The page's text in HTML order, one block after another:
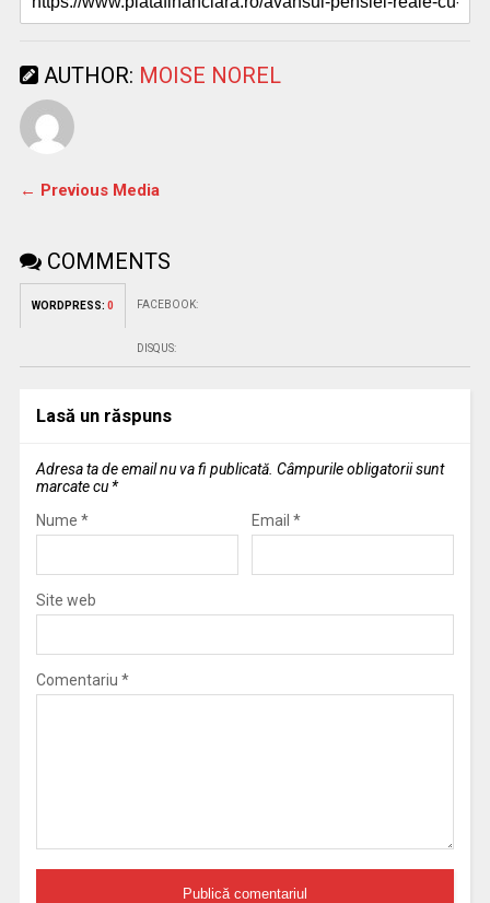
AUTHOR: MOISE NOREL
← Previous Media
COMMENTS
WORDPRESS: 0 FACEBOOK:
DISQUS:
Lasă un răspuns
Adresa ta de email nu va fi publicată. Câmpurile obligatorii sunt
marcate cu *
Nume * Email *
Site web
Comentariu *